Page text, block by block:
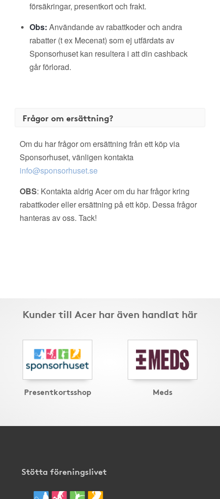
försäkringar, presentkort och frakt.
Obs: Användande av rabattkoder och andra
rabatter (t ex Mecenat) som ej utfärdats av
Sponsorhuset kan resultera i att din cashback
går förlorad.
Frågor om ersättning?
Om du har frågor om ersättning från ett köp via
Sponsorhuset, vänligen kontakta
info@sponsorhuset.se
OBS: Kontakta aldrig Acer om du har frågor kring
rabattkoder eller ersättning på ett köp. Dessa frågor
hanteras av oss. Tack!
Kunder till Acer har även handlat här
Presentkortsshop Meds
Stötta föreningslivet